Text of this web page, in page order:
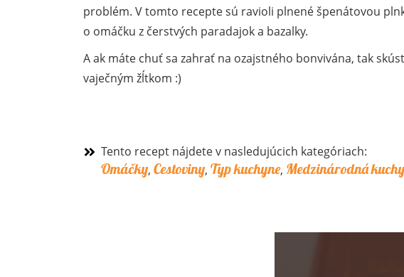
problém. V tomto recepte sú ravioli plnené špenátovou
o omáčku z čerstvých paradajok a bazalky.
A ak máte chuť sa zahrať na ozajstného bonvivána, tak
vaječným žĺtkom :)
Tento recept nájdete v nasledujúcich kategóriach:
Omáčky, Cestoviny, Typ kuchyne, Medzinárodná